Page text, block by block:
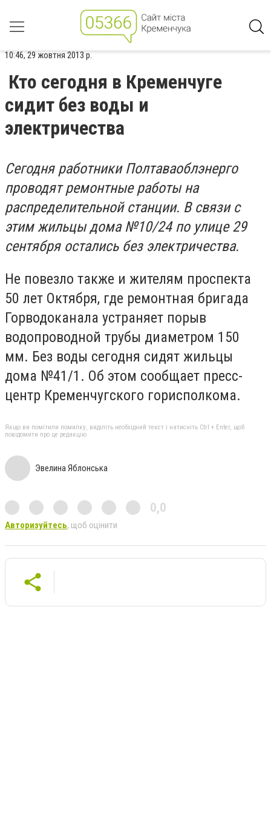
10:46, 29 жовтня 2013 р.
Кто сегодня в Кременчуге
сидит без воды и
электричества
Сегодня работники Полтаваоблэнерго
проводят ремонтные работы на
распределительной станции. В связи с
этим жильцы дома №10/24 по улице 29
сентября остались без электричества.
Не повезло также и жителям проспекта
50 лет Октября, где ремонтная бригада
Горводоканала устраняет порыв
водопроводной трубы диаметром 150
мм. Без воды сегодня сидят жильцы
дома №41/1. Об этом сообщает пресс-
центр Кременчугского горисполкома.
Якщо ви помітили помилку, виділіть необхідний текст і натисніть Ctrl + Enter, щоб
повідомити про це редакцію
Эвелина Яблонська
0,0
Авторизуйтесь, щоб оцінити